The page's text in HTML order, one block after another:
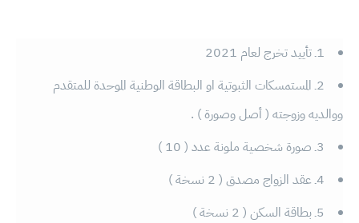
1ـ تأييد تخرج لعام 2021
2ـ المستمسكات الثبوتية او البطاقة الوطنية الموحدة للمتقدم
ووالديه وزوجته ( أصل وصورة ) .
3ـ صورة شخصية ملونة عدد ( 10 )
4ـ عقد الزواج مصدق ( 2 نسخة )
5ـ بطاقة السكن ( 2 نسخة )